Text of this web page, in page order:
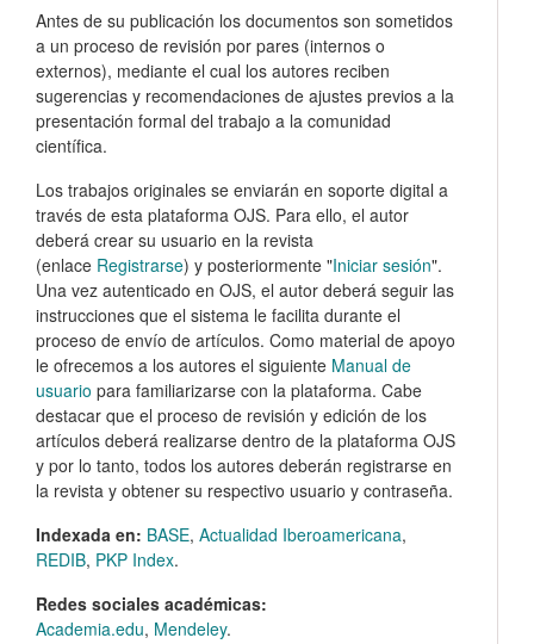
Antes de su publicación los documentos son sometidos
a un proceso de revisión por pares (internos o
externos), mediante el cual los autores reciben
sugerencias y recomendaciones de ajustes previos a la
presentación formal del trabajo a la comunidad
científica.
Los trabajos originales se enviarán en soporte digital a
través de esta plataforma OJS. Para ello, el autor
deberá crear su usuario en la revista
(enlace Registrarse) y posteriormente "Iniciar sesión".
Una vez autenticado en OJS, el autor deberá seguir las
instrucciones que el sistema le facilita durante el
proceso de envío de artículos. Como material de apoyo
le ofrecemos a los autores el siguiente Manual de
usuario para familiarizarse con la plataforma. Cabe
destacar que el proceso de revisión y edición de los
artículos deberá realizarse dentro de la plataforma OJS
y por lo tanto, todos los autores deberán registrarse en
la revista y obtener su respectivo usuario y contraseña.
Indexada en: BASE, Actualidad Iberoamericana,
REDIB, PKP Index.
Redes sociales académicas:
Academia.edu, Mendeley.